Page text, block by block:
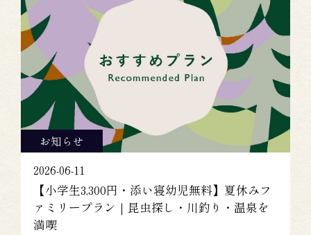
お知らせ
2026-06-11
【小学生3,300円・添い寝幼児無料】夏休みフ
ァミリープラン｜昆虫探し・川釣り・温泉を
満喫